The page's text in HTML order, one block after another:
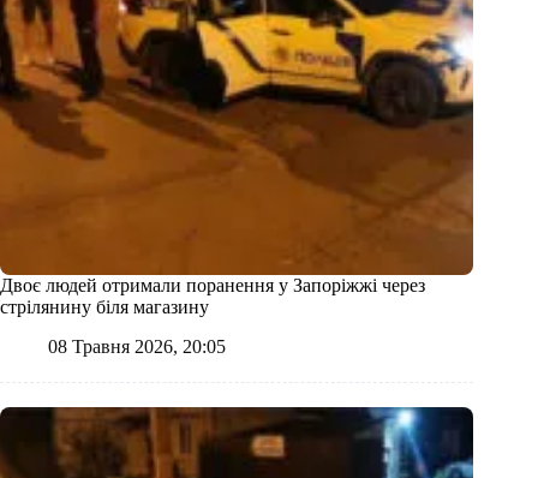
Двоє людей отримали поранення у Запоріжжі через
стрілянину біля магазину
08 Травня 2026, 20:05